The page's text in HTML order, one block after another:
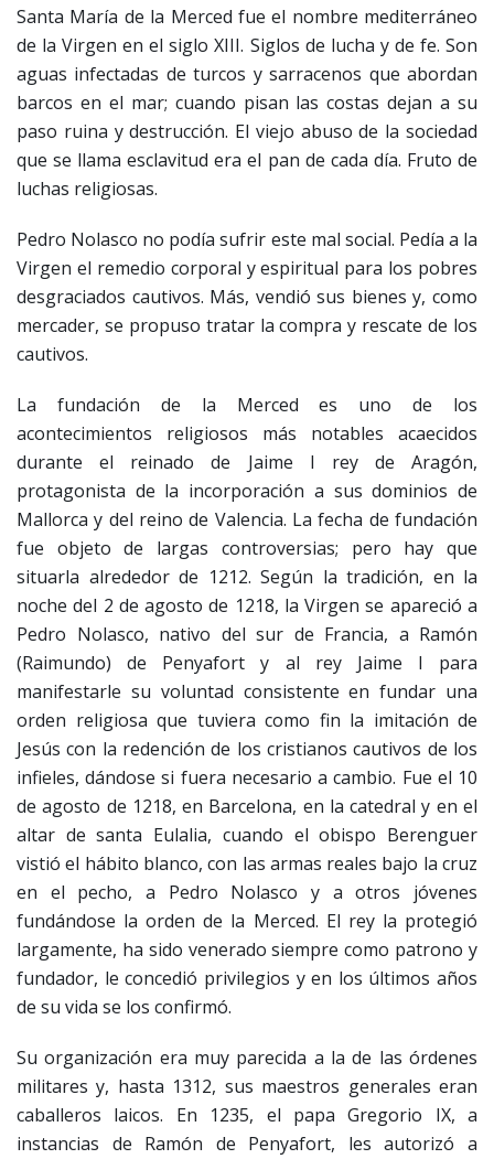
Santa María de la Merced fue el nombre mediterráneo
de la Virgen en el siglo XIII. Siglos de lucha y de fe. Son
aguas infectadas de turcos y sarracenos que abordan
barcos en el mar; cuando pisan las costas dejan a su
paso ruina y destrucción. El viejo abuso de la sociedad
que se llama esclavitud era el pan de cada día. Fruto de
luchas religiosas.
Pedro Nolasco no podía sufrir este mal social. Pedía a la
Virgen el remedio corporal y espiritual para los pobres
desgraciados cautivos. Más, vendió sus bienes y, como
mercader, se propuso tratar la compra y rescate de los
cautivos.
La fundación de la Merced es uno de los
acontecimientos religiosos más notables acaecidos
durante el reinado de Jaime I rey de Aragón,
protagonista de la incorporación a sus dominios de
Mallorca y del reino de Valencia. La fecha de fundación
fue objeto de largas controversias; pero hay que
situarla alrededor de 1212. Según la tradición, en la
noche del 2 de agosto de 1218, la Virgen se apareció a
Pedro Nolasco, nativo del sur de Francia, a Ramón
(Raimundo) de Penyafort y al rey Jaime I para
manifestarle su voluntad consistente en fundar una
orden religiosa que tuviera como fin la imitación de
Jesús con la redención de los cristianos cautivos de los
infieles, dándose si fuera necesario a cambio. Fue el 10
de agosto de 1218, en Barcelona, en la catedral y en el
altar de santa Eulalia, cuando el obispo Berenguer
vistió el hábito blanco, con las armas reales bajo la cruz
en el pecho, a Pedro Nolasco y a otros jóvenes
fundándose la orden de la Merced. El rey la protegió
largamente, ha sido venerado siempre como patrono y
fundador, le concedió privilegios y en los últimos años
de su vida se los confirmó.
Su organización era muy parecida a la de las órdenes
militares y, hasta 1312, sus maestros generales eran
caballeros laicos. En 1235, el papa Gregorio IX, a
instancias de Ramón de Penyafort, les autorizó a